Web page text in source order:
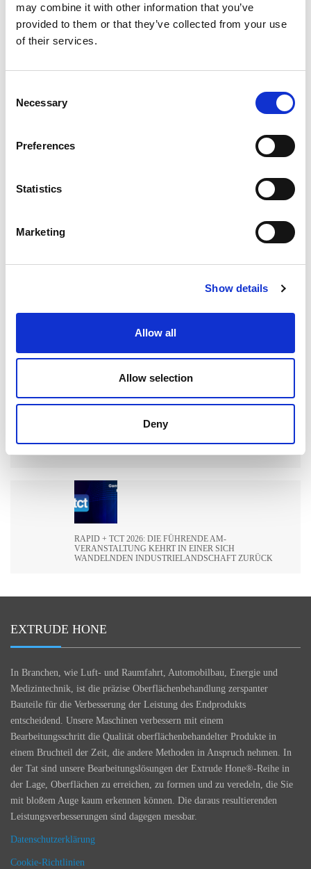
may combine it with other information that you’ve
provided to them or that they’ve collected from your use
of their services.
Selection
Necessary
Preferences
Statistics
Marketing
Show details
Allow all
Allow selection
Deny
ENTGRATEN VON HYDRAULIKVERTEILERBLÖCKEN:
EIN ENTSCHEIDENDER FAKTOR FÜR DIE
ZUVERLÄSSIGKEIT VON SCHWERMASCHINEN
WIE EXTRUDE HONE DIE LEISTUNGSGRENZEN IN DER
WIE EXTRUSAX DIE LEISTUNG DER
MACHINING (AFM) STEIGERTE
ILA BERLIN 2026: DIE GLOBALE LUFT- UND
RAUMFAHRTINDUSTRIE TRIFFT SICH IN BERLIN
RAPID + TCT 2026: DIE FÜHRENDE AM-
VERANSTALTUNG KEHRT IN EINER SICH
WANDELNDEN INDUSTRIELANDSCHAFT ZURÜCK
EXTRUDE HONE
In Branchen, wie Luft- und Raumfahrt, Automobilbau, Energie und
Medizintechnik, ist die präzise Oberflächenbehandlung zerspanter
Bauteile für die Verbesserung der Leistung des Endprodukts
entscheidend. Unsere Maschinen verbessern mit einem
Bearbeitungsschritt die Qualität oberflächenbehandelter Produkte in
einem Bruchteil der Zeit, die andere Methoden in Anspruch nehmen. In
der Tat sind unsere Bearbeitungslösungen der Extrude Hone®-Reihe in
der Lage, Oberflächen zu erreichen, zu formen und zu veredeln, die Sie
mit bloßem Auge kaum erkennen können. Die daraus resultierenden
Leistungsverbesserungen sind dagegen messbar.
Datenschutzerklärung
Cookie-Richtlinien